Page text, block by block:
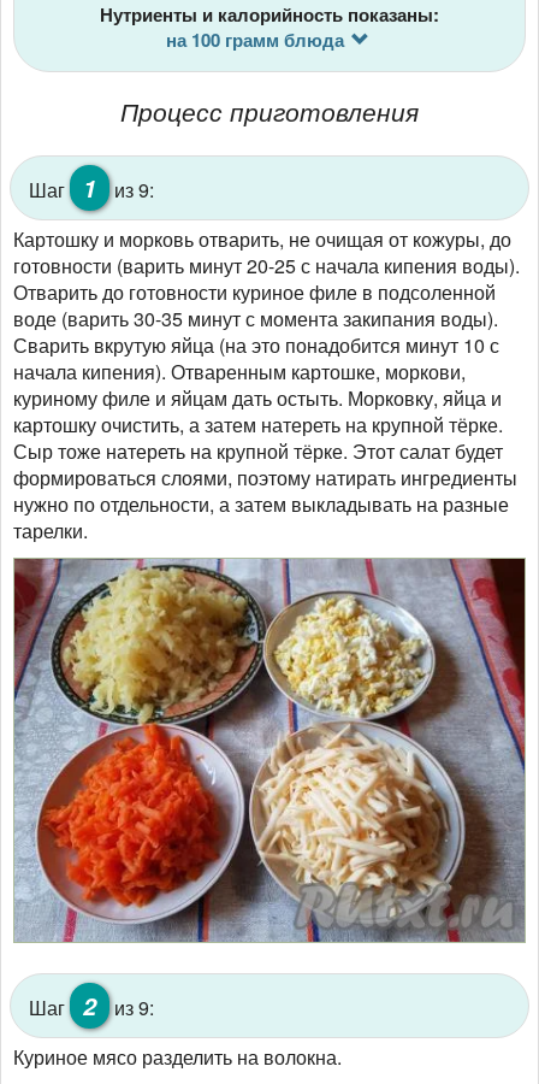
Нутриенты и калорийность показаны:
на 100 грамм блюда
Процесс приготовления
Шаг 1
из 9:
Картошку и морковь отварить, не очищая от кожуры, до
готовности (варить минут 20-25 с начала кипения воды).
Отварить до готовности куриное филе в подсоленной
воде (варить 30-35 минут с момента закипания воды).
Сварить вкрутую яйца (на это понадобится минут 10 с
начала кипения). Отваренным картошке, моркови,
куриному филе и яйцам дать остыть. Морковку, яйца и
картошку очистить, а затем натереть на крупной тёрке.
Сыр тоже натереть на крупной тёрке. Этот салат будет
формироваться слоями, поэтому натирать ингредиенты
нужно по отдельности, а затем выкладывать на разные
тарелки.
Шаг 2
из 9:
Куриное мясо разделить на волокна.